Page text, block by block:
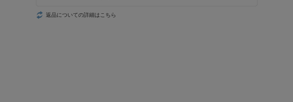
返品についての詳細はこちら